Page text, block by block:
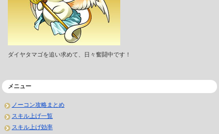
ダイヤタマゴを追い求めて、日々奮闘中です！
メニュー
ノーコン攻略まとめ
スキル上げ一覧
スキル上げ効率